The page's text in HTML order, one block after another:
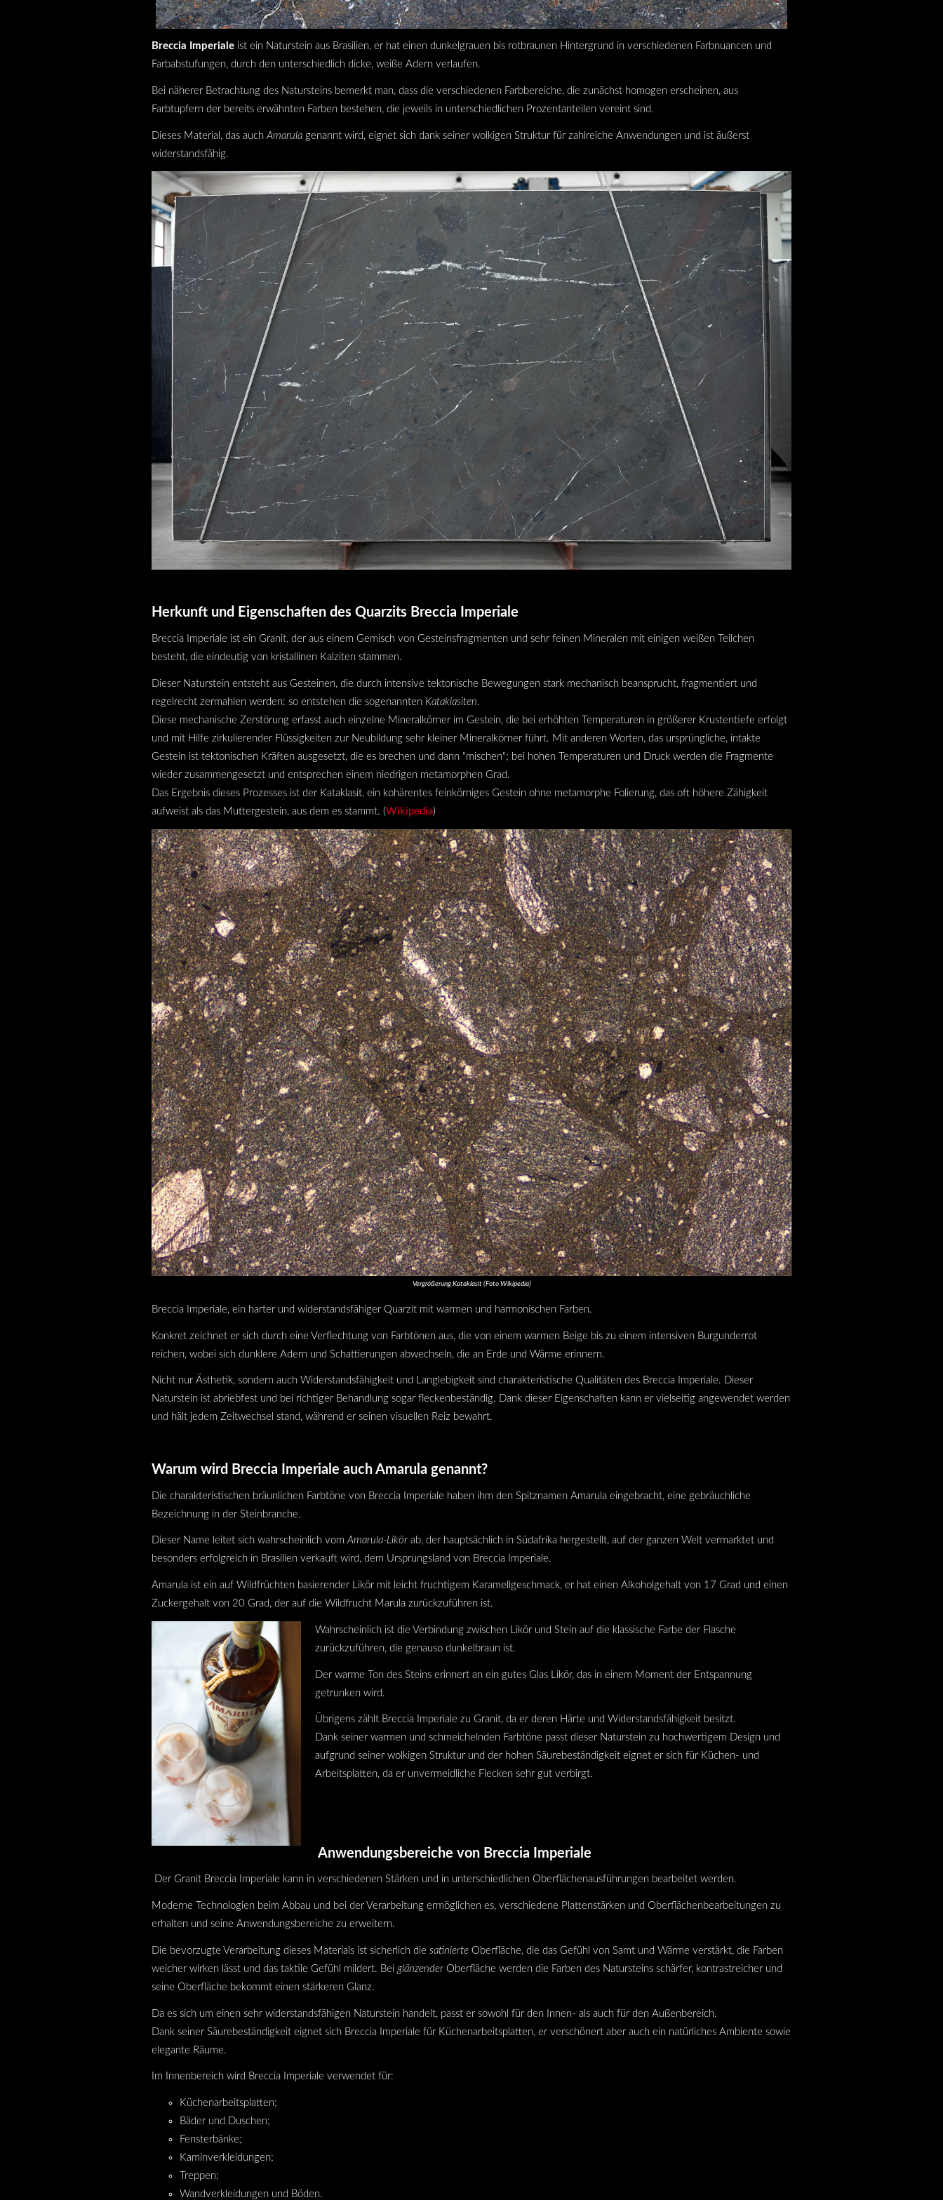
Breccia Imperialeist ein Naturstein aus Brasilien, er hat einen dunkelgrauen bis rotbraunen Hintergrund in verschiedenen Farbnuancen und
Farbabstufungen, durch den unterschiedlich dicke, weiße Adern verlaufen.
Bei näherer Betrachtung des Natursteins bemerkt man, dass die verschiedenen Farbbereiche, die zunächst homogen erscheinen, aus
Farbtupfern der bereits erwähnten Farben bestehen, die jeweils in unterschiedlichen Prozentanteilen vereint sind.
Dieses Material, das auch Amarulagenannt wird, eignet sich dank seiner wolkigen Struktur für zahlreiche Anwendungen und ist äußerst
widerstandsfähig.
Herkunft und Eigenschaften des Quarzits Breccia Imperiale
Breccia Imperiale ist ein Granit, der aus einem Gemisch von Gesteinsfragmenten und sehr feinen Mineralen mit einigen weißen Teilchen
besteht, die eindeutig von kristallinen Kalziten stammen.
Dieser Naturstein entsteht aus Gesteinen, die durch intensive tektonische Bewegungen stark mechanisch beansprucht, fragmentiert und
regelrecht zermahlen werden: so entstehen die sogenannten Kataklasiten.
Diese mechanische Zerstörung erfasst auch einzelne Mineralkörner im Gestein, die bei erhöhten Temperaturen in größerer Krustentiefe erfolgt
und mit Hilfe zirkulierender Flüssigkeiten zur Neubildung sehr kleiner Mineralkörner führt. Mit anderen Worten, das ursprüngliche, intakte
Gestein ist tektonischen Kräften ausgesetzt, die es brechen und dann "mischen"; bei hohen Temperaturen und Druck werden die Fragmente
wieder zusammengesetzt und entsprechen einem niedrigen metamorphen Grad.
Das Ergebnis dieses Prozesses ist der Kataklasit, ein kohärentes feinkörniges Gestein ohne metamorphe Folierung, das oft höhere Zähigkeit
aufweist als das Muttergestein, aus dem es stammt. (Wikipedia)
Vergrößerung Kataklasit (Foto Wikipedia)
Breccia Imperiale, ein harter und widerstandsfähiger Quarzit mit warmen und harmonischen Farben.
Konkret zeichnet er sich durch eine Verflechtung von Farbtönen aus, die von einem warmen Beige bis zu einem intensiven Burgunderrot
reichen, wobei sich dunklere Adern und Schattierungen abwechseln, die an Erde und Wärme erinnern.
Nicht nur Ästhetik, sondern auch Widerstandsfähigkeit und Langlebigkeit sind charakteristische Qualitäten des Breccia Imperiale. Dieser
Naturstein ist abriebfest und bei richtiger Behandlung sogar fleckenbeständig. Dank dieser Eigenschaften kann er vielseitig angewendet werden
und hält jedem Zeitwechsel stand, während er seinen visuellen Reiz bewahrt.
Warum wird Breccia Imperiale auch Amarula genannt?
Die charakteristischen bräunlichen Farbtöne von Breccia Imperiale haben ihm den Spitznamen Amarula eingebracht, eine gebräuchliche
Bezeichnung in der Steinbranche.
Dieser Name leitet sich wahrscheinlich vomAmarula-Likörab, der hauptsächlich in Südafrika hergestellt, auf der ganzen Welt vermarktet und
besonders erfolgreich in Brasilien verkauft wird, dem Ursprungsland von Breccia Imperiale.
Amarula ist ein auf Wildfrüchten basierender Likör mit leicht fruchtigem Karamellgeschmack, er hat einen Alkoholgehalt von 17 Grad und einen
Zuckergehalt von 20 Grad, der auf die Wildfrucht Marula zurückzuführen ist.
Wahrscheinlich ist die Verbindung zwischen Likör und Stein auf die klassische Farbe der Flasche
zurückzuführen, die genauso dunkelbraun ist.
Der warme Ton des Steins erinnert an ein gutes Glas Likör, das in einem Moment der Entspannung
getrunken wird.
Übrigens zählt Breccia Imperiale zu Granit, da er deren Härte und Widerstandsfähigkeit besitzt.
Dank seiner warmen und schmeichelnden Farbtöne passt dieser Naturstein zu hochwertigem Design und
aufgrund seiner wolkigen Struktur und der hohen Säurebeständigkeit eignet er sich für Küchen- und
Arbeitsplatten, da er unvermeidliche Flecken sehr gut verbirgt.
Anwendungsbereiche von Breccia Imperiale
Der Granit Breccia Imperiale kann in verschiedenen Stärken und in unterschiedlichen Oberflächenausführungen bearbeitet werden.
Moderne Technologien beim Abbau und bei der Verarbeitung ermöglichen es, verschiedene Plattenstärken und Oberflächenbearbeitungen zu
erhalten und seine Anwendungsbereiche zu erweitern.
Die bevorzugte Verarbeitung dieses Materials ist sicherlich die satinierteOberfläche, die das Gefühl von Samt und Wärme verstärkt, die Farben
weicher wirken lässt und das taktile Gefühl mildert. Bei glänzenderOberfläche werden die Farben des Natursteins schärfer, kontrastreicher und
seine Oberfläche bekommt einen stärkeren Glanz.
Da es sich um einen sehr widerstandsfähigen Naturstein handelt, passt er sowohl für den Innen- als auch für den Außenbereich.
Dank seiner Säurebeständigkeit eignet sich Breccia Imperiale für Küchenarbeitsplatten, er verschönert aber auch ein natürliches Ambiente sowie
elegante Räume.
Im Innenbereich wird Breccia Imperiale verwendet für:
Küchenarbeitsplatten;
Bäder und Duschen;
Fensterbänke;
Kaminverkleidungen;
Treppen;
Wandverkleidungen und Böden.